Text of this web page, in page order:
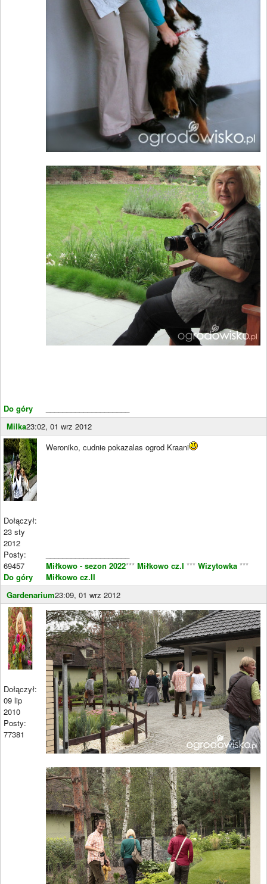
Do góry
Milka23:02, 01 wrz 2012
Dołączył:
23 sty
2012
Posty:
69457
Do góry
Weroniko, cudnie pokazalas ogrod Kraani
Miłkowo - sezon 2022*** Miłkowo cz.I *** Wizytowka ***
Miłkowo cz.II
Gardenarium23:09, 01 wrz 2012
Dołączył:
09 lip
2010
Posty:
77381